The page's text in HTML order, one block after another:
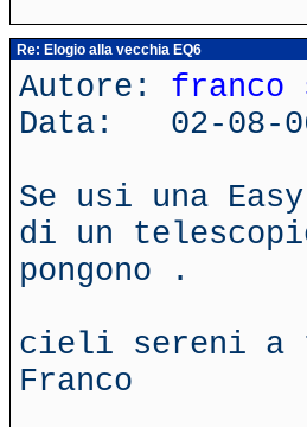
Re: Elogio alla vecchia EQ6
Autore: franco
Data: 02-08-
Se usi una
di un
pongono .
cieli sereni
Franco